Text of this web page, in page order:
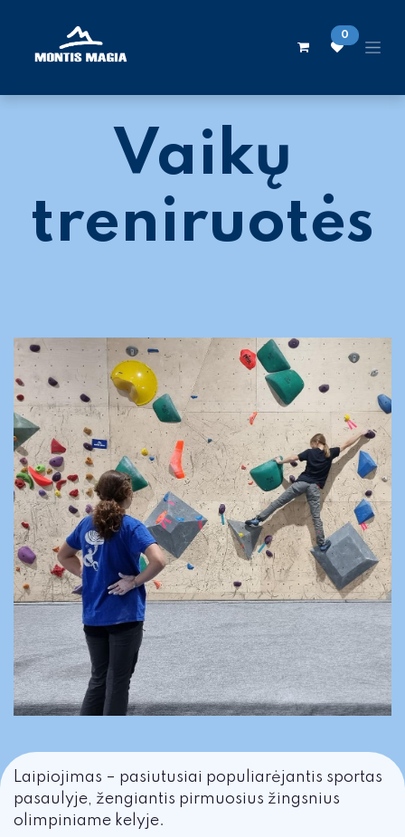
0
Vaikų
treniruotės
Laipiojimas – pasiutusiai populiarėjantis sportas
pasaulyje, žengiantis pirmuosius žingsnius
olimpiniame kelyje.